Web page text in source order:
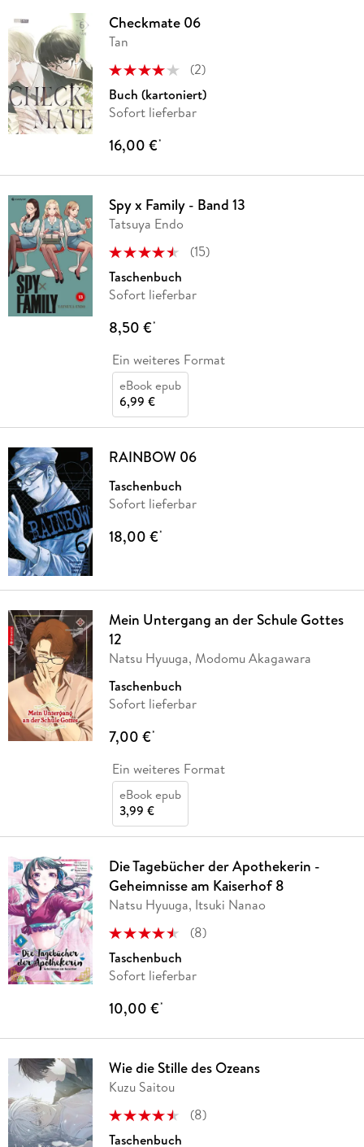
Checkmate 06
Tan
(2)
Buch (kartoniert)
Sofort lieferbar
16,00 €*
Spy x Family - Band 13
Tatsuya Endo
(15)
Taschenbuch
Sofort lieferbar
8,50 €*
Ein weiteres Format
eBook epub
6,99 €
RAINBOW 06
Taschenbuch
Sofort lieferbar
18,00 €*
Mein Untergang an der Schule Gottes
12
Natsu Hyuuga, Modomu Akagawara
Taschenbuch
Sofort lieferbar
7,00 €*
Ein weiteres Format
eBook epub
3,99 €
Die Tagebücher der Apothekerin -
Geheimnisse am Kaiserhof 8
Natsu Hyuuga, Itsuki Nanao
(8)
Taschenbuch
Sofort lieferbar
10,00 €*
Wie die Stille des Ozeans
Kuzu Saitou
(8)
Taschenbuch